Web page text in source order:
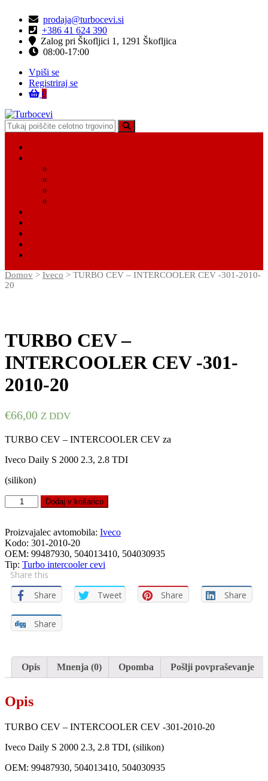
navigation
content
prodaja@turbocevi.si
+386 41 624 390
Zalog pri Škofljici 1, 1291 Škofljica
08:00-17:00
Vpiši se
Registriraj se
0
Turbocevi
Turbo ideal – turbo cevi
Domov > Iveco > TURBO CEV – INTERCOOLER CEV -301-2010-
20
TURBO CEV –
INTERCOOLER CEV -301-
2010-20
€66,00 Z DDV
TURBO CEV – INTERCOOLER CEV za
Iveco Daily S 2000 2.3, 2.8 TDI
(silikon)
TURBO
CEV
INTERCOOLER
CEV
-301-
2010-
20
quantity
Dodaj v košarico
Proizvajalec avtomobila: Iveco
Kodo: 301-2010-20
OEM: 99487930, 504013410, 504030935
Tip: Turbo intercooler cevi
Share this
Share
Tweet Share Share
Share
Opis Mnenja (0) Opomba Pošlji povpraševanje
Opis
TURBO CEV – INTERCOOLER CEV -301-2010-20
Iveco Daily S 2000 2.3, 2.8 TDI, (silikon)
OEM: 99487930, 504013410, 504030935